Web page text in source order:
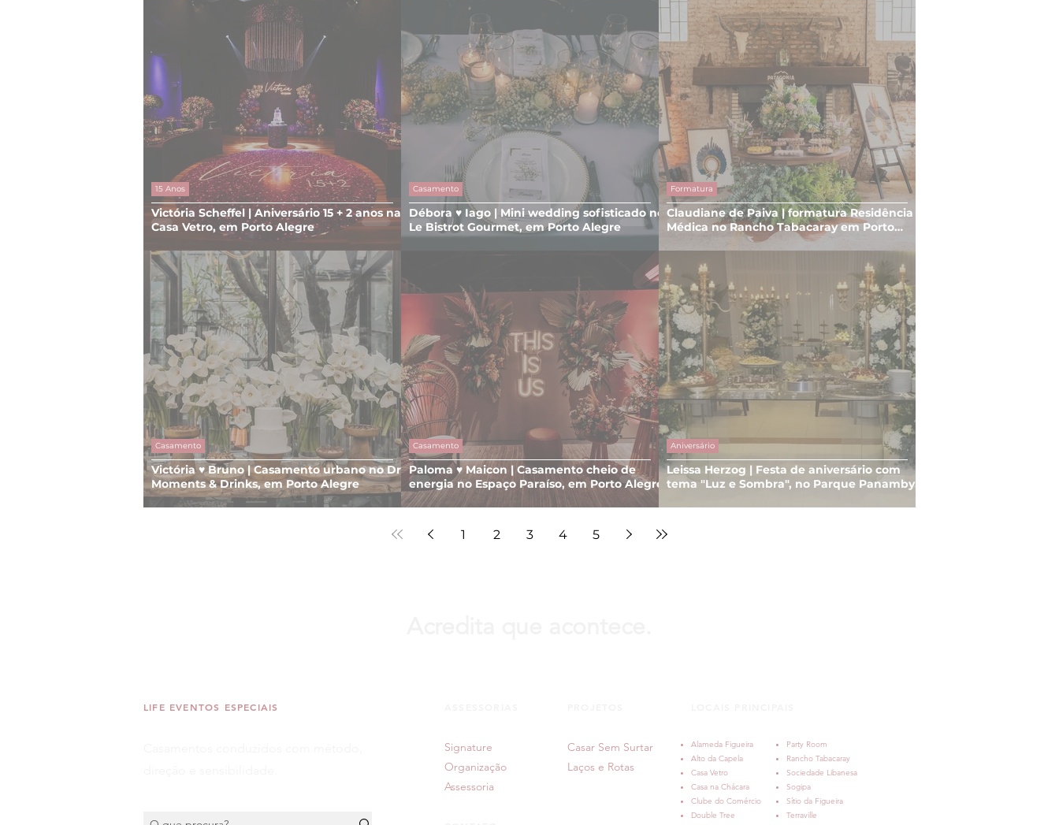
Victória Scheffel | Aniversário 15 + 2 anos na
Casa Vetro, em Porto Alegre
15 Anos
Débora ♥ Iago | Mini wedding sofisticado no
Le Bistrot Gourmet, em Porto Alegre
Casamento
Claudiane de Paiva | formatura Residência
Médica no Rancho Tabacaray em Porto
Formatura
Victória ♥ Bruno | Casamento urbano no Dry
Moments & Drinks, em Porto Alegre
Casamento
Paloma ♥ Maicon | Casamento cheio de
energia no Espaço Paraíso, em Porto Alegre
Casamento
Leissa Herzog | Festa de aniversário com
tema "Luz e Sombra", no Parque Panamby,
Aniversário
1 2 3 4 5
LIFE EVENTOS ESPECIAIS
Signature
Organização
Assessoria
Casar Sem Surtar
Laços e Rotas
Alameda Figueira
Alto da Capela
Casa Vetro
Casa na Chácara
Clube do Comércio
Double Tree
Party Room
Rancho Tabacaray
Sociedade Libanesa
Sogipa
Sítio da Figueira
Terraville